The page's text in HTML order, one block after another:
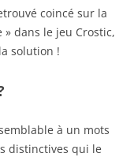
coincé sur la
dans le jeu Crostic,
solution !
à un mots
distinctives qui le